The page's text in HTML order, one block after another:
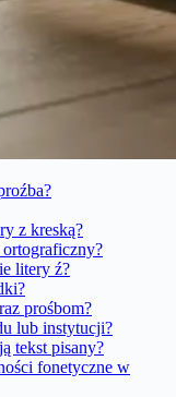
z kreską?
ortograficzny?
litery ź?
prośbom?
lub instytucji?
tekst pisany?
fonetyczne w